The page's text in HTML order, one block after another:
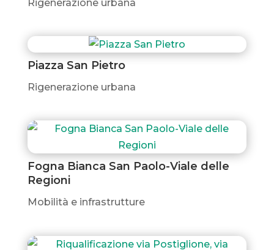
Rigenerazione urbana
Piazza San Pietro
Rigenerazione urbana
Fogna Bianca San Paolo-Viale delle
Regioni
Mobilità e infrastrutture